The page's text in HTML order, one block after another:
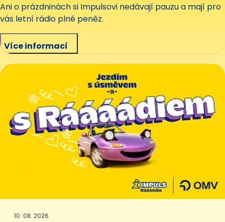
Ani o prázdninách si Impulsovi nedávají pauzu a mají pro
vás letní rádio plné peněz.
Více informací
10. 08. 2026